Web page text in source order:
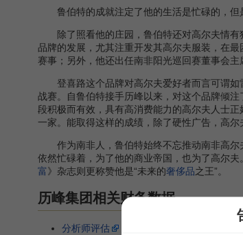
鲁伯特的成就注定了他的生活是忙碌的，但
除了照看他的庄园，鲁伯特还对高尔夫情有
品牌的发展，尤其注重开发其高尔夫服装，在
赛事；另外，他还出任南非阳光巡回赛董事会
登喜路这个品牌对高尔夫爱好者而言可谓如
战赛。自鲁伯特接手历峰以来，对这个品牌倾
段积极而有效，具有高消费能力的高尔夫人士正
一家。能取得这样的成绩，除了硬性广告，高尔
作为南非人，鲁伯特始终不忘推动南非高尔
依然忙碌着，为了他的商业帝国，也为了高尔
富》杂志则更称赞他是“未来的奢侈品之王”。
历峰集团相关财务数据
分析师评估